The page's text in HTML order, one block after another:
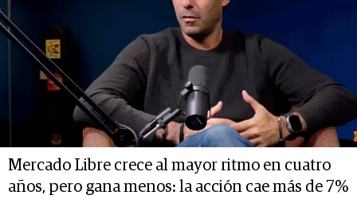
Mercado Libre crece al mayor ritmo en cuatro
años, pero gana menos: la acción cae más de 7%